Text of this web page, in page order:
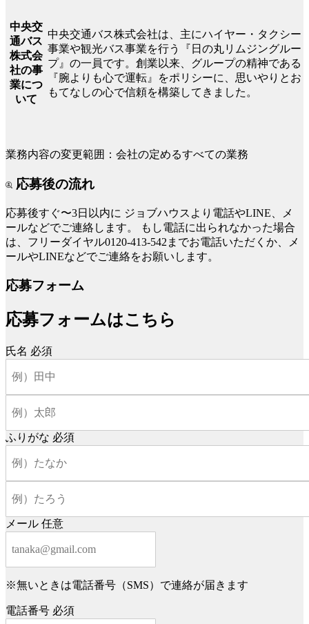
中央交
通バス
株式会
社の事
業につ
いて
中央交通バス株式会社は、主にハイヤー・タクシー
事業や観光バス事業を行う『日の丸リムジングルー
プ』の一員です。創業以来、グループの精神である
『腕よりも心で運転』をポリシーに、思いやりとお
もてなしの心で信頼を構築してきました。
業務内容の変更範囲：会社の定めるすべての業務
応募後の流れ
応募後すぐ〜3日以内に ジョブハウスより電話やLINE、メ
ールなどでご連絡します。
もし電話に出られなかった場合
は、フリーダイヤル0120-413-542までお電話いただくか、メ
ールやLINEなどでご連絡をお願いします。
応募フォーム
応募フォームはこちら
氏名 必須
ふりがな 必須
メール 任意
※無いときは電話番号（SMS）で連絡が届きます
電話番号 必須